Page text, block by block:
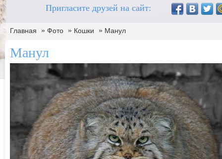
Пригласите друзей на сайт:
Главная » Фото » Кошки » Манул
Манул